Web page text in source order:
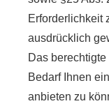
Erforderlichkeit
ausdrücklich
Das
Bedarf Ihnen
anbieten zu